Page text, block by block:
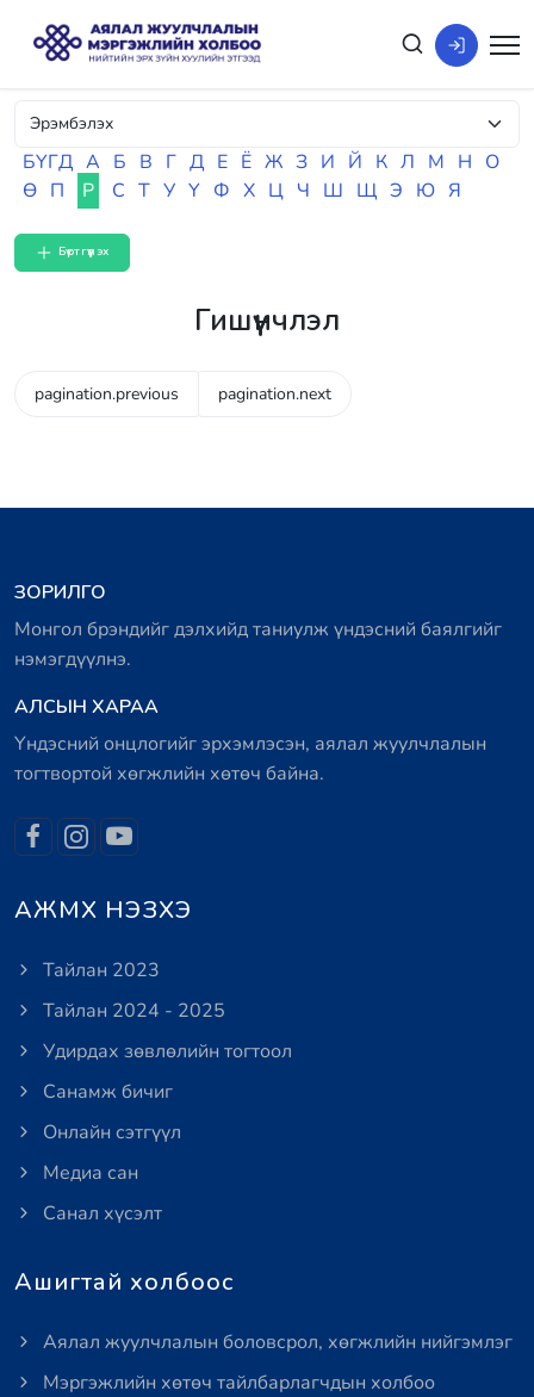
БҮГД А Б В Г Д Е Ё Ж З И Й К Л М Н О
Ө П Р С Т У Ү Ф Х Ц Ч Ш Щ Э Ю Я
Бүртгүүлэх
Гишүүнчлэл
pagination.previous pagination.next
ЗОРИЛГО
Монгол брэндийг дэлхийд таниулж үндэсний баялгийг
нэмэгдүүлнэ.
АЛСЫН ХАРАА
Үндэсний онцлогийг эрхэмлэсэн, аялал жуулчлалын
тогтвортой хөгжлийн хөтөч байна.
АЖМХ НЭЗХЭ
Тайлан 2023
Тайлан 2024 - 2025
Удирдах зөвлөлийн тогтоол
Санамж бичиг
Онлайн сэтгүүл
Медиа сан
Санал хүсэлт
Ашигтай холбоос
Аялал жуулчлалын боловсрол, хөгжлийн нийгэмлэг
Мэргэжлийн хөтөч тайлбарлагчдын холбоо